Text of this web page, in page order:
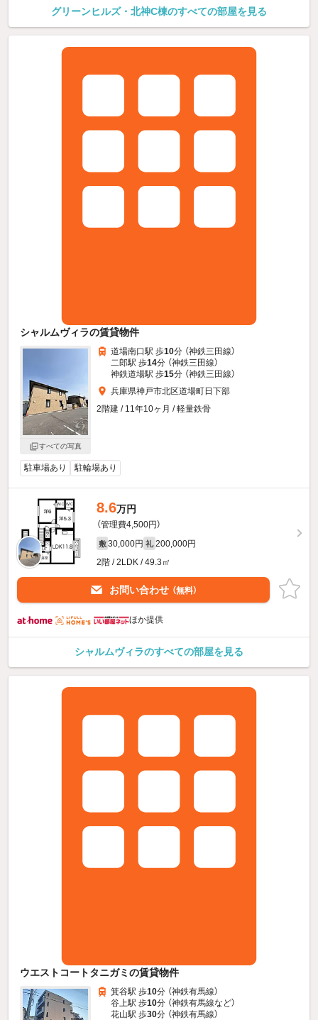
グリーンヒルズ・北神C棟のすべての部屋を見る
シャルムヴィラの賃貸物件
すべての写真
道場南口駅 歩10分 （神鉄三田線）
二郎駅 歩14分 （神鉄三田線）
神鉄道場駅 歩15分 （神鉄三田線）
兵庫県神戸市北区道場町日下部
2階建 / 11年10ヶ月 / 軽量鉄骨
駐車場あり 駐輪場あり
8.6万円
（管理費4,500円）
敷 30,000円 礼 200,000円
2階 / 2LDK / 49.3㎡
お問い合わせ （無料）
ほか提供
シャルムヴィラのすべての部屋を見る
ウエストコートタニガミの賃貸物件
箕谷駅 歩10分 （神鉄有馬線）
谷上駅 歩10分 （神鉄有馬線など）
花山駅 歩30分 （神鉄有馬線）